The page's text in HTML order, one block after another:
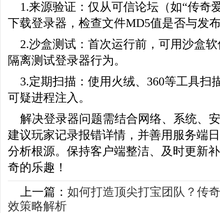
1.来源验证：仅从可信论坛（如“传奇
下载登录器，检查文件MD5值是否与发
2.沙盒测试：首次运行前，可用沙盒软
隔离测试登录器行为。
3.定期扫描：使用火绒、360等工具扫
可疑进程注入。
解决登录器问题需结合网络、系统、
建议玩家记录报错详情，并善用服务端
分析根源。保持客户端整洁、及时更新
奇的乐趣！
上一篇： 如何打造顶尖打宝团队？传
效策略解析